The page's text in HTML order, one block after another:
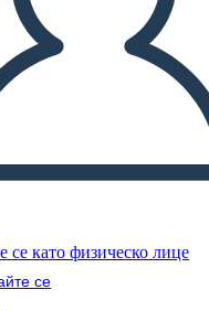
се като физическо лице
се
Пейзажен
3
МИ